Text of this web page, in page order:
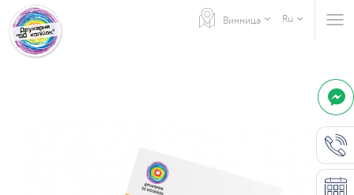
Винница Ru